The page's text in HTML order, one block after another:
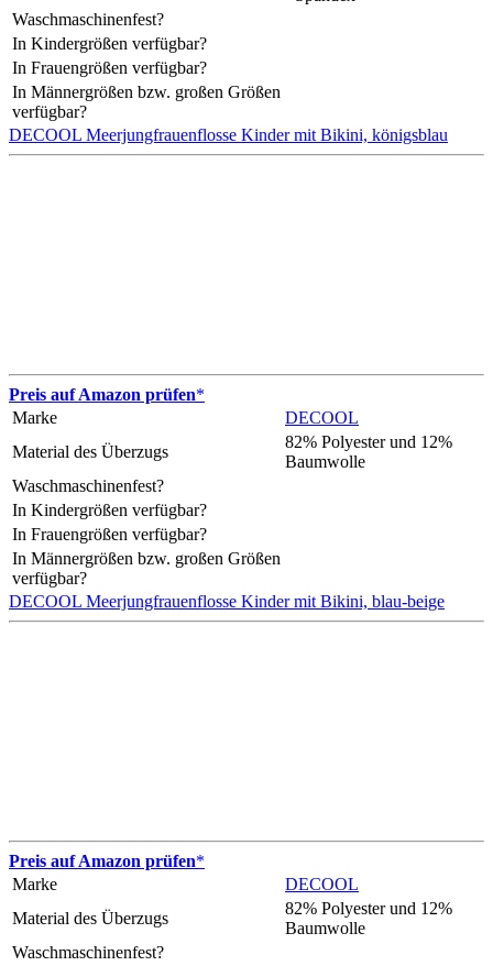
Waschmaschinenfest?
In Kindergrößen verfügbar?
In Frauengrößen verfügbar?
In Männergrößen bzw. großen Größen
verfügbar?
DECOOL Meerjungfrauenflosse Kinder mit Bikini, königsblau
Preis auf Amazon prüfen*
Marke
DECOOL
Material des Überzugs
82% Polyester und 12%
Baumwolle
Waschmaschinenfest?
In Kindergrößen verfügbar?
In Frauengrößen verfügbar?
In Männergrößen bzw. großen Größen
verfügbar?
DECOOL Meerjungfrauenflosse Kinder mit Bikini, blau-beige
Preis auf Amazon prüfen*
Marke
DECOOL
Material des Überzugs
82% Polyester und 12%
Baumwolle
Waschmaschinenfest?